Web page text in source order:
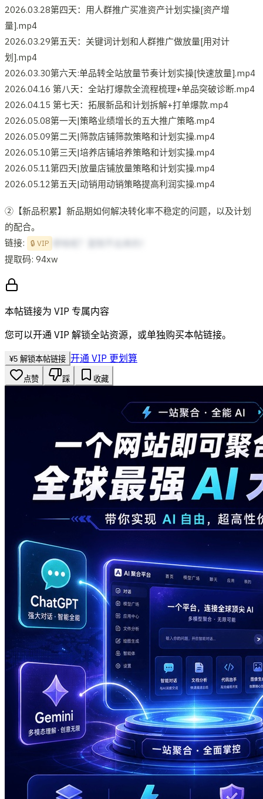
2026.03.28第四天：用人群推广买准资产计划实操[资产增
量].mp4
2026.03.29第五天：关键词计划和人群推广做放量[用对计
划].mp4
2026.03.30第六天:单品转全站放量节奏计划实操[快速放量].mp4
2026.04.16 第八天：全站打爆款全流程梳理+单品突破诊断.mp4
2026.04.15 第七天：拓展新品和计划拆解+打单爆款.mp4
2026.05.08第一天|策略业绩增长的五大推广策略.mp4
2026.05.09第二天|筛款店铺筛款策略和计划实操.mp4
2026.05.10第三天|培养店铺培养策略和计划实操.mp4
2026.05.11第四天|放量店铺放量策略和计划实操.mp4
2026.05.12第五天|动销用动销策略提高利润实操.mp4
②【新品积累】新品期如何解决转化率不稳定的问题，以及计划
的配合。
链接:
🔒 VIP
提取码: 94xw
本帖链接为 VIP 专属内容
您可以开通 VIP 解锁全站资源，或单独购买本帖链接。
¥5 解锁本帖链接 开通 VIP 更划算
点赞 踩 收藏